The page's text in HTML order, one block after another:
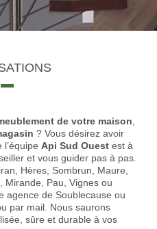
de votre maison
? Vous désirez avoir
l’équipe Api Sud Ouest est à
et vous guider pas à pas.
Hères, Sombrun, Maure,
Mirande, Pau, Vignes ou
agence de Soublecause ou
par mail. Nous saurons
sûre et durable à vos